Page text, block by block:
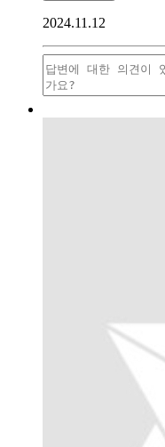
2024.11.12